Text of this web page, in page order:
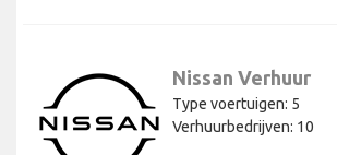
Nissan Verhuur
Type voertuigen: 5
Verhuurbedrijven: 10